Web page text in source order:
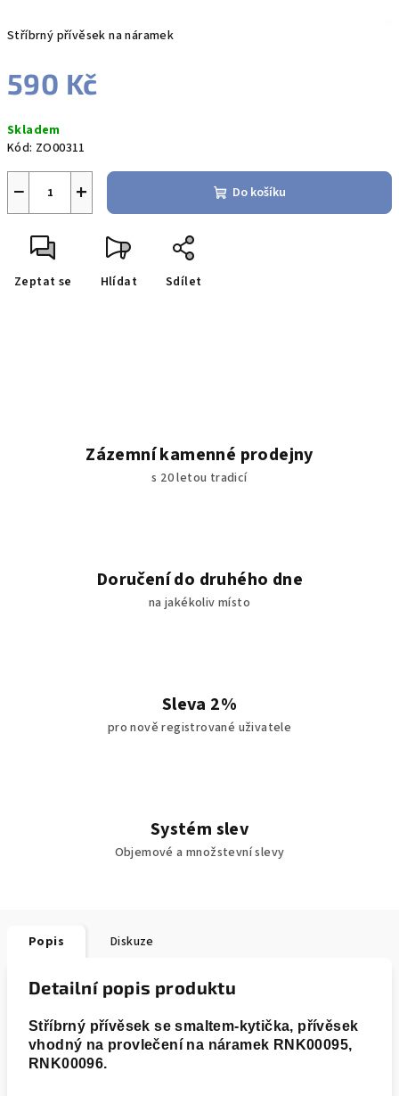
Stříbrný přívěsek na náramek
590 Kč
cena:
Skladem
Kód: ZO00311
+
− Do košíku
Zeptat se Hlídat Sdílet
Zázemní kamenné prodejny
s 20 letou tradicí
Doručení do druhého dne
na jakékoliv místo
Sleva 2%
pro nově registrované uživatele
Systém slev
Objemové a množstevní slevy
Popis Diskuze
Detailní popis produktu
Stříbrný přívěsek se smaltem-kytička, přívěsek
vhodný na provlečení na náramek RNK00095,
RNK00096.